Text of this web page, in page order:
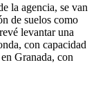
la agencia, se van
de suelos como
levantar una
con capacidad
Granada, con